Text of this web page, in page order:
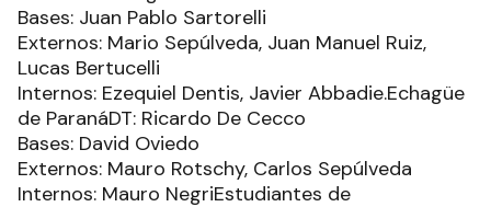
Bases: Juan Pablo Sartorelli
Externos: Mario Sepúlveda, Juan Manuel Ruiz,
Lucas Bertucelli
Internos: Ezequiel Dentis, Javier Abbadie.Echagüe
de ParanáDT: Ricardo De Cecco
Bases: David Oviedo
Externos: Mauro Rotschy, Carlos Sepúlveda
Internos: Mauro NegriEstudiantes de